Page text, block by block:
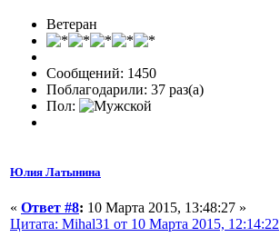
Ветеран
Сообщений: 1450
Поблагодарили: 37 раз(а)
Пол:
Юлия Латынина
« Ответ #8: 10 Марта 2015, 13:48:27 »
Цитата: Mihal31 от 10 Марта 2015, 12:14:22